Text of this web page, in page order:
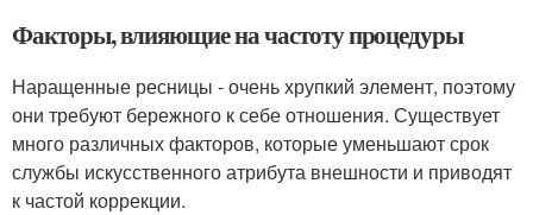
Факторы, влияющие на частоту процедуры
Наращенные ресницы - очень хрупкий элемент, поэтому
они требуют бережного к себе отношения. Существует
много различных факторов, которые уменьшают срок
службы искусственного атрибута внешности и приводят
к частой коррекции.